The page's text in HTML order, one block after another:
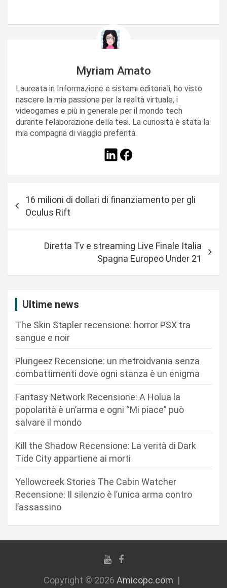
Myriam Amato
Laureata in Informazione e sistemi editoriali, ho visto
nascere la mia passione per la realtà virtuale, i
videogames e più in generale per il mondo tech
durante l'elaborazione della tesi. La curiosità è stata la
mia compagna di viaggio preferita.
a
16 milioni di dollari di finanziamento per gli
Oculus Rift
Diretta Tv e streaming Live Finale Italia
Spagna Europeo Under 21
Ultime news
The Skin Stapler recensione: horror PSX tra
sangue e noir
Plungeez Recensione: un metroidvania senza
combattimenti dove ogni stanza è un enigma
Fantasy Network Recensione: A Holua la
popolarità è un’arma e ogni “Mi piace” può
salvare il mondo
Kill the Shadow Recensione: La verità di Dark
Tide City appartiene ai morti
Yellowcreek Stories The Cabin Watcher
Recensione: Il silenzio è l’unica arma contro
l’assassino
Copyright © 2026 Amicopc.com